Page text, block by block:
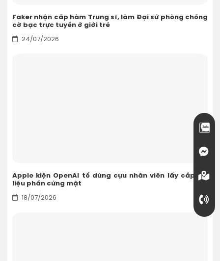
Faker nhận cấp hàm Trung sĩ, làm Đại sứ phòng chống
cờ bạc trực tuyến ở giới trẻ
24/07/2026
Apple kiện OpenAI tố dùng cựu nhân viên lấy cắp tài
liệu phần cứng mật
18/07/2026